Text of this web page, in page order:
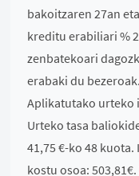
bakoitzaren 27an
kreditu erabiliari %
zenbatekoari
erabaki du
Aplikatutako urteko
Urteko tasa
41,75 €-ko 48
kostu osoa: